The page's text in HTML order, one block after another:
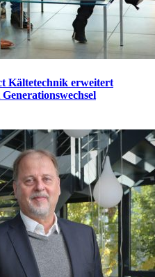
Kältetechnik erweitert